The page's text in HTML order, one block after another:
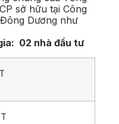
sở hữu tại Công
Dương như
02 nhà đầu tư